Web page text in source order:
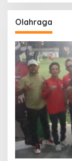
Olahraga